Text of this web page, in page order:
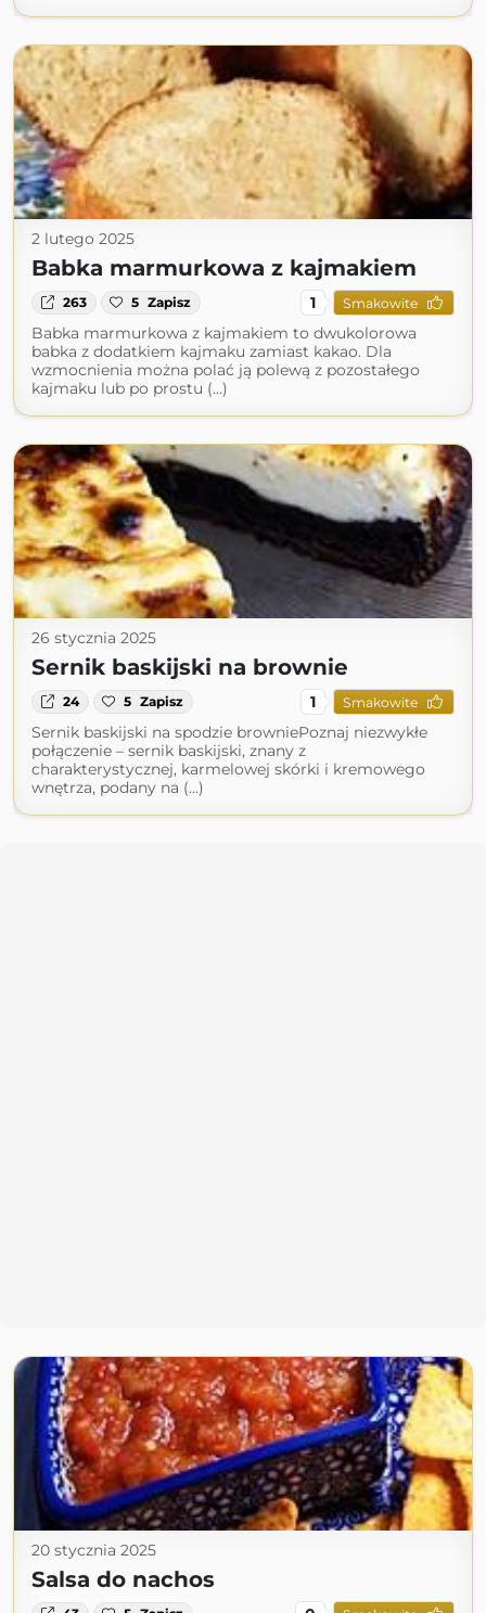
2 lutego 2025
Babka marmurkowa z kajmakiem
263 5 Zapisz 1 Smakowite
Babka marmurkowa z kajmakiem to dwukolorowa
babka z dodatkiem kajmaku zamiast kakao. Dla
wzmocnienia można polać ją polewą z pozostałego
kajmaku lub po prostu (...)
26 stycznia 2025
Sernik baskijski na brownie
24 5 Zapisz 1 Smakowite
Sernik baskijski na spodzie browniePoznaj niezwykłe
połączenie – sernik baskijski, znany z
charakterystycznej, karmelowej skórki i kremowego
wnętrza, podany na (...)
20 stycznia 2025
Salsa do nachos